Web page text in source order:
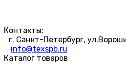
Контакты:
г. Санкт-Петербург,
info@texspb.ru
Каталог товаров